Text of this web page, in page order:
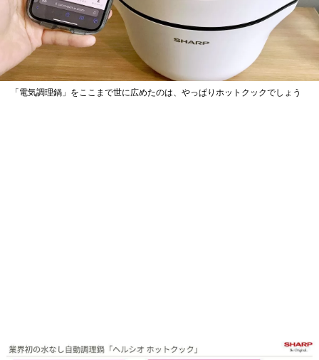
「電気調理鍋」をここまで世に広めたのは、やっぱりホットクックでしょう